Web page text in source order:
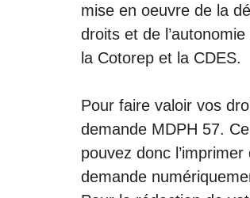
mise en oeuvre de la
droits et de
la Cotorep et la CDES.
Pour faire valoir vos
demande MDPH 57.
pouvez donc
demande